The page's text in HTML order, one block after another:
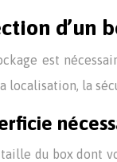
d’un
est
localisation, la
du box dont